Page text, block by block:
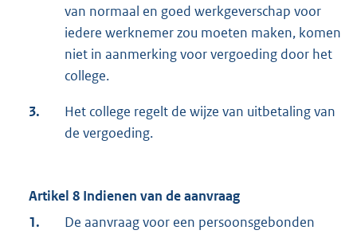
van normaal en goed werkgeverschap voor
iedere werknemer zou moeten maken, komen
niet in aanmerking voor vergoeding door het
college.
3.
Het college regelt de wijze van uitbetaling van
de vergoeding.
Artikel 8 Indienen van de aanvraag
1.
De aanvraag voor een persoonsgebonden